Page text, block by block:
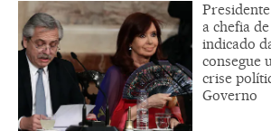
a chefia
indicado
consegue
crise
Governo